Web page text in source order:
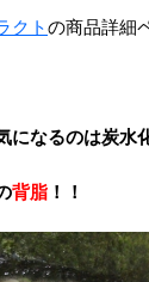
クトの商品詳細
なるのは炭水
背脂 ！！